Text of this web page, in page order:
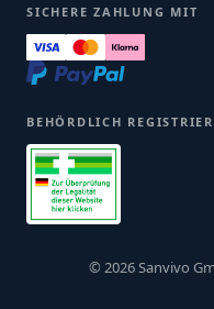
SICHERE ZAHLUNG MIT
BEHÖRDLICH
© 2026 Sanvivo